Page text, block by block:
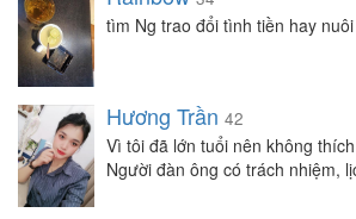
tìm Ng trao đổi tình tiền hay
Hương Trần 42
Vì tôi đã lớn tuổi nên không
Người đàn ông có trách nhiệm,